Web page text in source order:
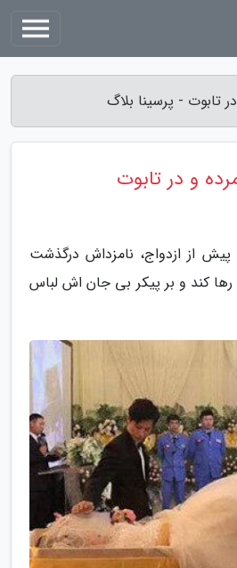
تابوت - پرسینا بلاگ
و در تابوت
پیش از ازدواج، نامزداش درگذشت
رها کند و بر پیکر بی جان اش لباس